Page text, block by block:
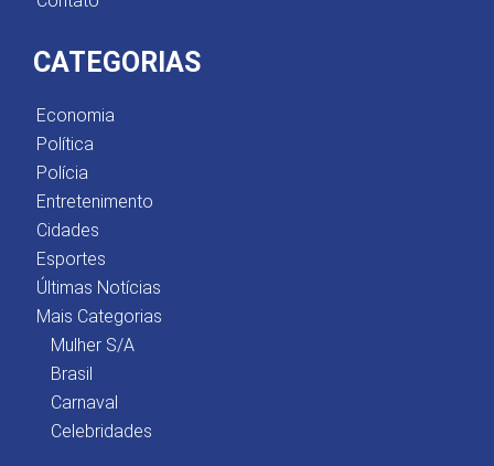
CATEGORIAS
Economia
Política
Polícia
Entretenimento
Cidades
Esportes
Últimas Notícias
Mais Categorias
Mulher S/A
Brasil
Carnaval
Celebridades